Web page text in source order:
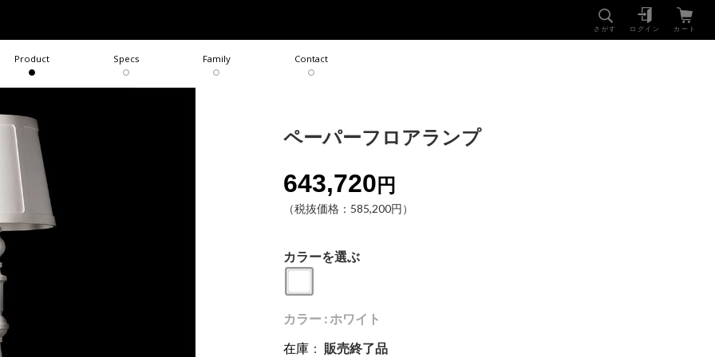
さがす ログイン カート
Product Specs Family Contact
ペーパーフロアランプ
643,720 円
（税抜価格：585,200円）
カラーを選ぶ
カラー : ホワイト
在庫 ： 販売終了品